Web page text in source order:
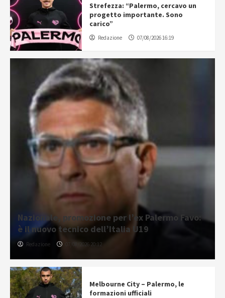
Strefezza: “Palermo, cercavo un
progetto importante. Sono
carico”
Redazione 07/08/2026 16:19
Nazionale, promozione per l’ex Palermo Favo:
è il nuovo tecnico dell’Italia U19
Redazione 07/08/2026 20:12
Melbourne City – Palermo, le
formazioni ufficiali